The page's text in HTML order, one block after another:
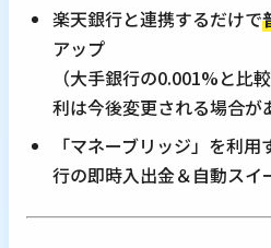
楽天銀行と連携するだけで
アップ
（大手銀行の0.001%と
利は今後変更される場合が
「マネーブリッジ」を利
行の即時入出金＆自動スイ